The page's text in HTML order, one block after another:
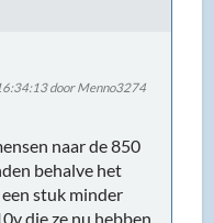
door Menno3274
naar de 850
behalve het
stuk minder
die ze nu hebben.